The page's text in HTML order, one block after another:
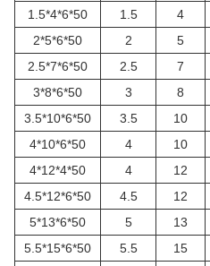
1.5*4*6*50
1.5 4
2*5*6*50
2 5
2.5*7*6*50
2.5 7
3*8*6*50
3 8
3.5*10*6*50
3.5 10
4*10*6*50
4 10
4*12*4*50
4 12
4.5*12*6*50
4.5 12
5*13*6*50
5 13
5.5*15*6*50
5.5 15